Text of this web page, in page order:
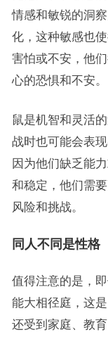
情感和敏锐的洞
化，这种敏感也
害怕或不安，他
心的恐惧和不安。
鼠是机智和灵活
战时也可能会表
因为他们缺乏能
和稳定，他们需
风险和挑战。
同人不同是性格
值得注意的是，
能大相径庭，这
还受到家庭、教